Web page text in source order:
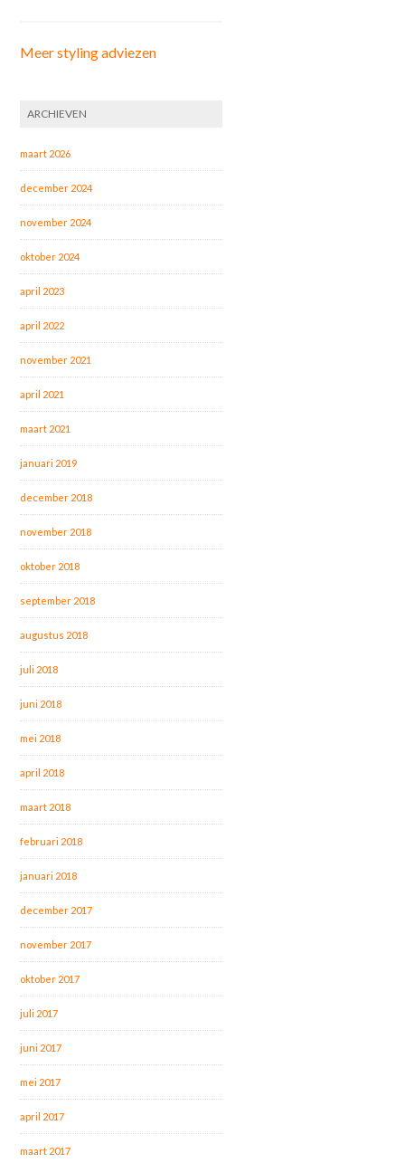
Meer styling adviezen
ARCHIEVEN
maart 2026
december 2024
november 2024
oktober 2024
april 2023
april 2022
november 2021
april 2021
maart 2021
januari 2019
december 2018
november 2018
oktober 2018
september 2018
augustus 2018
juli 2018
juni 2018
mei 2018
april 2018
maart 2018
februari 2018
januari 2018
december 2017
november 2017
oktober 2017
juli 2017
juni 2017
mei 2017
april 2017
maart 2017